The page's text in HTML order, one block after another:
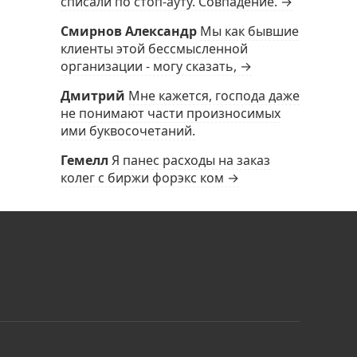
Смирнов Александр Мы как бывшие
клиенты этой бессмысленной
организации - могу сказать, →
Дмитрий Мне кажется, господа даже
не понимают части произносимых
ими буквосочетаний.
Гемелл Я панес расходы на заказ
колег с биржи форэкс ком →